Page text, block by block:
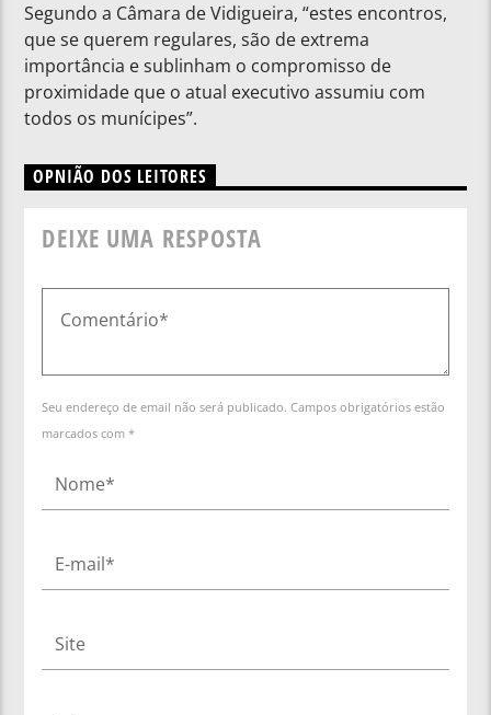
Segundo a Câmara de Vidigueira, “estes encontros,
que se querem regulares, são de extrema
importância e sublinham o compromisso de
proximidade que o atual executivo assumiu com
todos os munícipes”.
OPNIÃO DOS LEITORES
DEIXE UMA RESPOSTA
Seu endereço de email não será publicado. Campos obrigatórios estão
marcados com *